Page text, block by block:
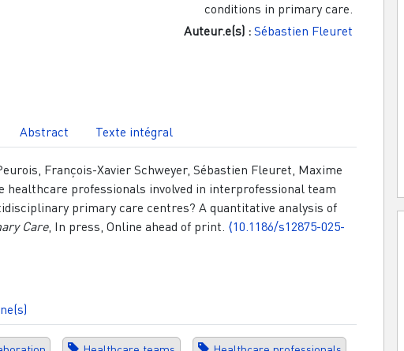
conditions in primary care.
Auteur.e(s) : Sébastien Fleuret
Abstract Texte intégral
François-Xavier Schweyer, Sébastien Fleuret, Maxime
healthcare professionals involved in interprofessional team
primary care centres? A quantitative analysis of
Care, In press, Online ahead of print. ⟨10.1186/s12875-025-